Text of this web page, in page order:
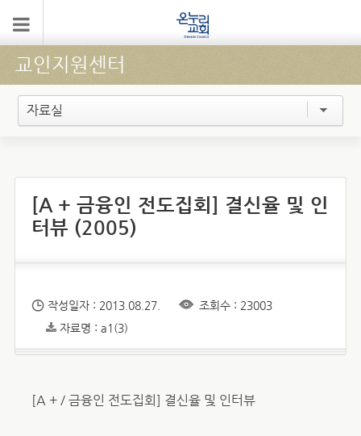
교인지원센터
자료실
[A + 금융인 전도집회] 결신율 및 인
터뷰 (2005)
작성일자 : 2013.08.27.
조회수 : 23003
자료명 : a1(3)
[A + / 금융인 전도집회] 결신율 및 인터뷰